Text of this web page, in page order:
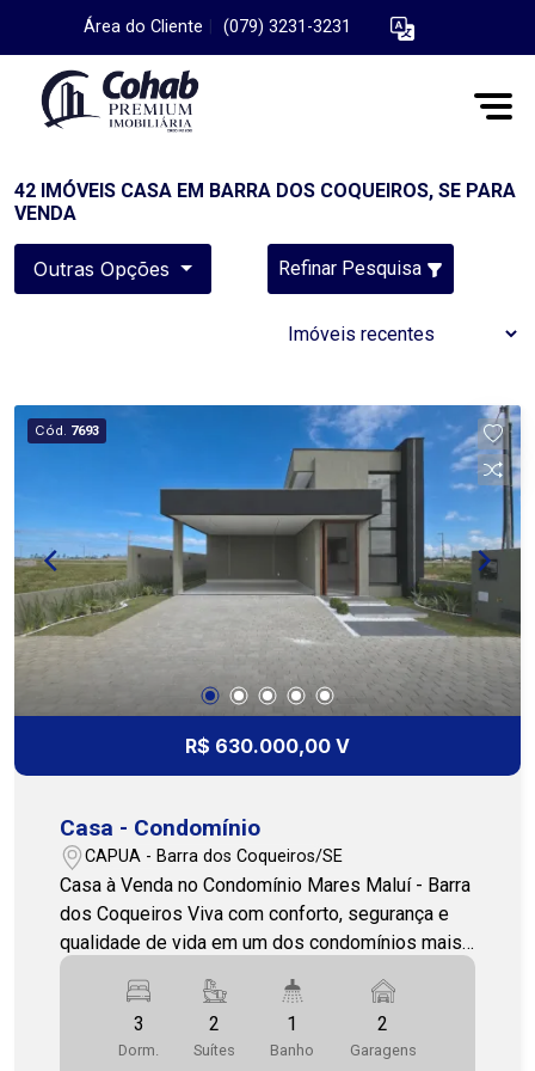
Área do Cliente (079) 3231-3231
42 IMÓVEIS CASA EM BARRA DOS COQUEIROS, SE PARA
VENDA
Outras Opções Refinar Pesquisa
Cód. 7693
R$ 630.000,00 V
Casa - Condomínio
CAPUA - Barra dos Coqueiros/SE
Casa à Venda no Condomínio Mares Maluí - Barra
dos Coqueiros Viva com conforto, segurança e
qualidade de vida em um dos condomínios mais
desejados da Barra dos Coqueiros. O Mares
Maluí oferece uma infraestrutura completa e uma
localização privilegiada, com fácil acesso às
praias da região e à capital, proporcionando o
3
Dorm.
2
Suítes
1
Banho
2
Garagens